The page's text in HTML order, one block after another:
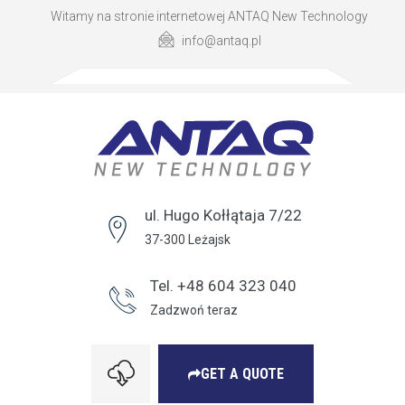
Witamy na stronie internetowej ANTAQ New Technology
info@antaq.pl
ul. Hugo Kołłątaja 7/22
37-300 Leżajsk
Tel. +48 604 323 040
Zadzwoń teraz
GET A QUOTE